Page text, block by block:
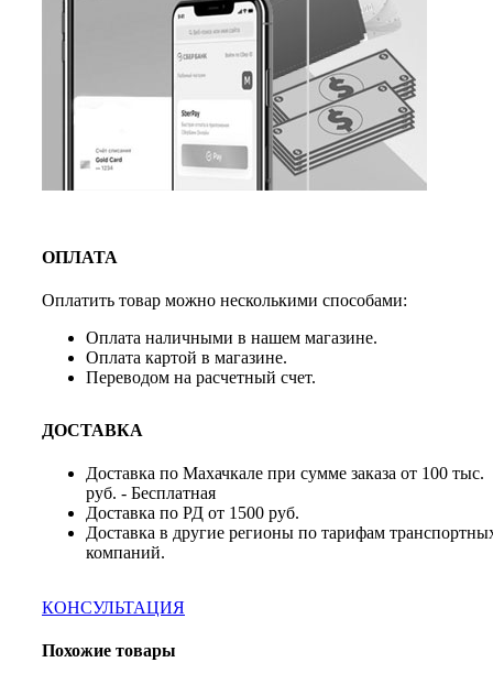
ОПЛАТА
Оплатить товар можно несколькими способами:
Оплата наличными в нашем магазине.
Оплата картой в магазине.
Переводом на расчетный счет.
ДОСТАВКА
Доставка по Махачкале при сумме заказа от 100 тыс.
руб. - Бесплатная
Доставка по РД от 1500 руб.
Доставка в другие регионы по тарифам
компаний.
КОНСУЛЬТАЦИЯ
Похожие товары